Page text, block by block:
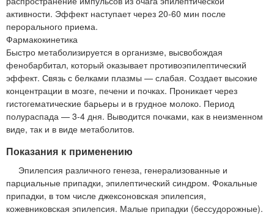
активности. Эффект наступает через 20-60 мин после
перорального приема.
Фармакокинетика
Быстро метаболизируется в организме, высвобождая
фенобарбитал, который оказывает противоэпилептический
эффект. Связь с белками плазмы — слабая. Создает высокие
концентрации в мозге, печени и почках. Проникает через
гистогематические барьеры и в грудное молоко. Период
полураспада — 3-4 дня. Выводится почками, как в неизменном
виде, так и в виде метаболитов.
Показания к применению
Эпилепсия различного генеза, генерализованные и
парциальные припадки, эпилептический синдром. Фокальные
припадки, в том числе джексоновская эпилепсия,
кожевниковская эпилепсия. Малые припадки (бессудорожные).